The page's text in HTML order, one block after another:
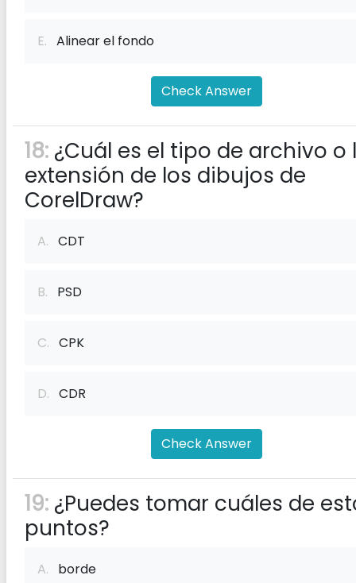
E. Alinear el fondo
Check Answer
18: ¿Cuál es el tipo de archivo o
extensión de los dibujos de
CorelDraw?
A. CDT
B. PSD
C. CPK
D. CDR
Check Answer
19: ¿Puedes tomar cuáles de
puntos?
A. borde